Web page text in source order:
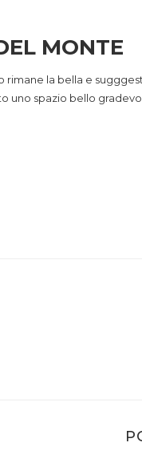
MONTE
rimane la bella e
uno spazio bello